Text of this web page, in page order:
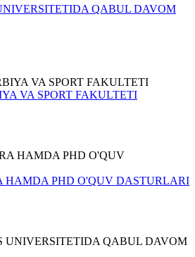
QABUL DAVOM
VA SPORT FAKULTETI
HAMDA PHD O'QUV DASTURLARI